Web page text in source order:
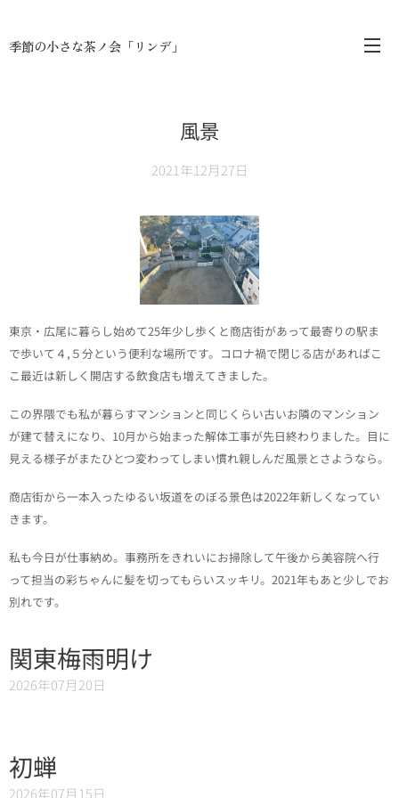
季節の小さな茶ノ会「リンデ」
風景
2021年12月27日
東京・広尾に暮らし始めて25年少し歩くと商店街があって最寄りの駅ま
で歩いて４,５分という便利な場所です。コロナ禍で閉じる店があればこ
こ最近は新しく開店する飲食店も増えてきました。
この界隈でも私が暮らすマンションと同じくらい古いお隣のマンション
が建て替えになり、10月から始まった解体工事が先日終わりました。目に
見える様子がまたひとつ変わってしまい慣れ親しんだ風景とさようなら。
商店街から一本入ったゆるい坂道をのぼる景色は2022年新しくなってい
きます。
私も今日が仕事納め。事務所をきれいにお掃除して午後から美容院へ行
って担当の彩ちゃんに髪を切ってもらいスッキリ。2021年もあと少しでお
別れです。
関東梅雨明け
2026年07月20日
初蝉
2026年07月15日